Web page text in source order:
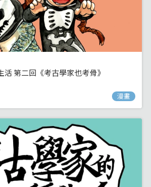
第二回《考古學家也考骨》
漫畫